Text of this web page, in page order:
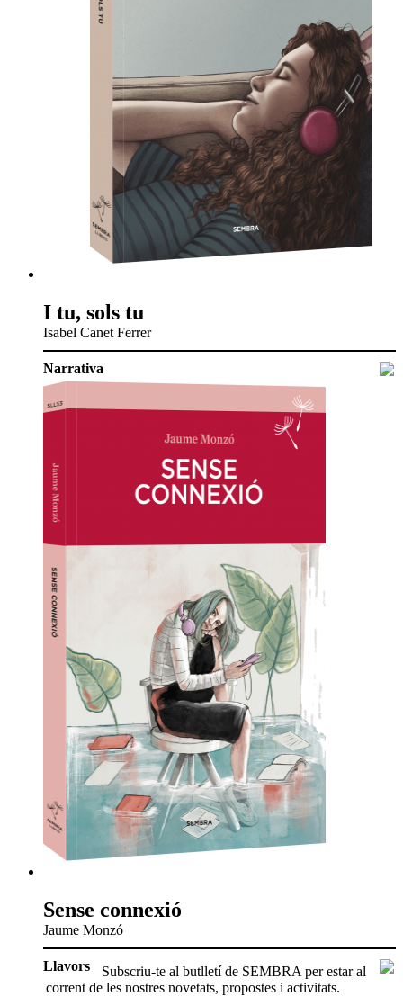
I tu, sols tu
Isabel Canet Ferrer
Narrativa
Sense connexió
Jaume Monzó
Llavors
Subscriu-te al butlletí de SEMBRA per estar al
corrent de les nostres novetats, propostes i activitats.